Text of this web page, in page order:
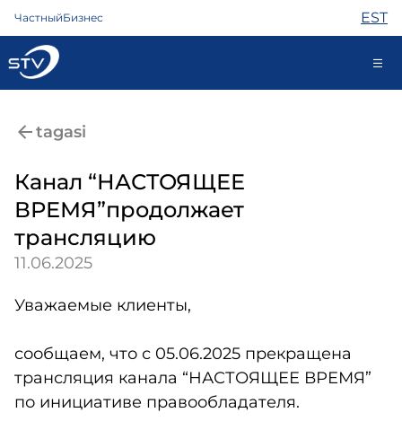
ЧастныйБизнес EST
Интернет
ТВ
Телефон
Охрана
Магазин
Контакты
tagasi
Канал “НАСТОЯЩЕЕ
ВРЕМЯ”продолжает
трансляцию
11.06.2025
Уважаемые клиенты,
сообщаем, что с 05.06.2025 прекращена
трансляция канала “НАСТОЯЩЕЕ ВРЕМЯ”
по инициативе правообладателя.